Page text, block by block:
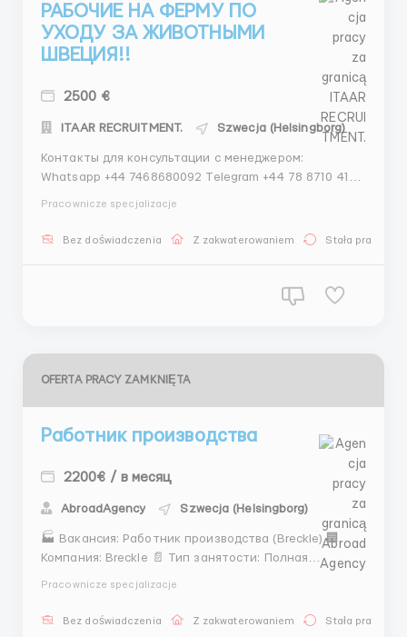
РАБОЧИЕ НА ФЕРМУ ПО
УХОДУ ЗА ЖИВОТНЫМИ
ШВЕЦИЯ!!
2500 €
ITAAR RECRUITMENT. Szwecja (Helsingborg)
Контакты для консультации с менеджером:
Whatsapp +44 7468680092 Telegram +44 78 8710 4138
6800 92 WhatsApp: +371 20 589285 💬 Telegram: +44
Pracownicze specjalizacje
Bez doświadczenia Z zakwaterowaniem Stała praca
OFERTA PRACY ZAMKNIĘTA
Работник производства
2200€ / в месяц
AbroadAgency Szwecja (Helsingborg)
🏭 Вакансия: Работник производства (Breckle) 🏢
Компания: Breckle 📄 Тип занятости: Полная
Pracownicze specjalizacje
Bez doświadczenia Z zakwaterowaniem Stała praca